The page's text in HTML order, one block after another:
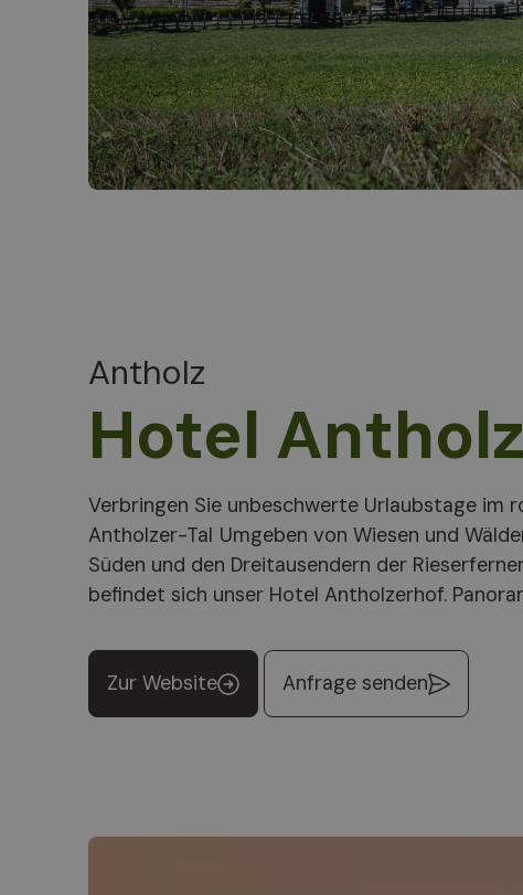
Antholz
Hotel
Verbringen Sie unbeschwerte Urlaubstage im
Antholzer-Tal Umgeben von Wiesen und Wäldern, den Dolomiten im
Süden und den Dreitausendern der
befindet sich unser Hotel Antholzerhof.
Wellness-Oase Rieserferner mit finnischer
Dampfbad, Ruheraum mit Brunnen lassen ihren Urlaub zum Genuß
Zur Website Anfrage senden